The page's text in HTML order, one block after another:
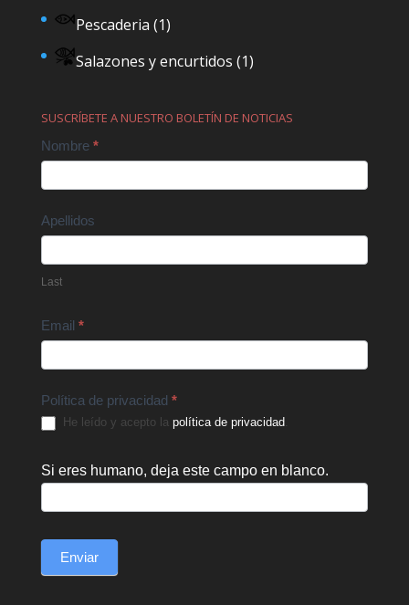
Pescaderia (1)
Salazones y encurtidos (1)
SUSCRÍBETE A NUESTRO BOLETÍN DE NOTICIAS
Contact
Nombre *
Apellidos
Last
Email *
Política de privacidad *
He leído y acepto la política de privacidad.
Si eres humano, deja este campo en blanco.
Enviar